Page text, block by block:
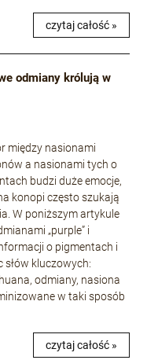
czytaj całość »
odmiany królują w
między nasionami
a nasionami tych o
budzi duże emocje,
konopi często szukają
W poniższym artykule
„purple” i
o pigmentach i
słów kluczowych:
odmiany, nasiona
w taki sposób
czytaj całość »